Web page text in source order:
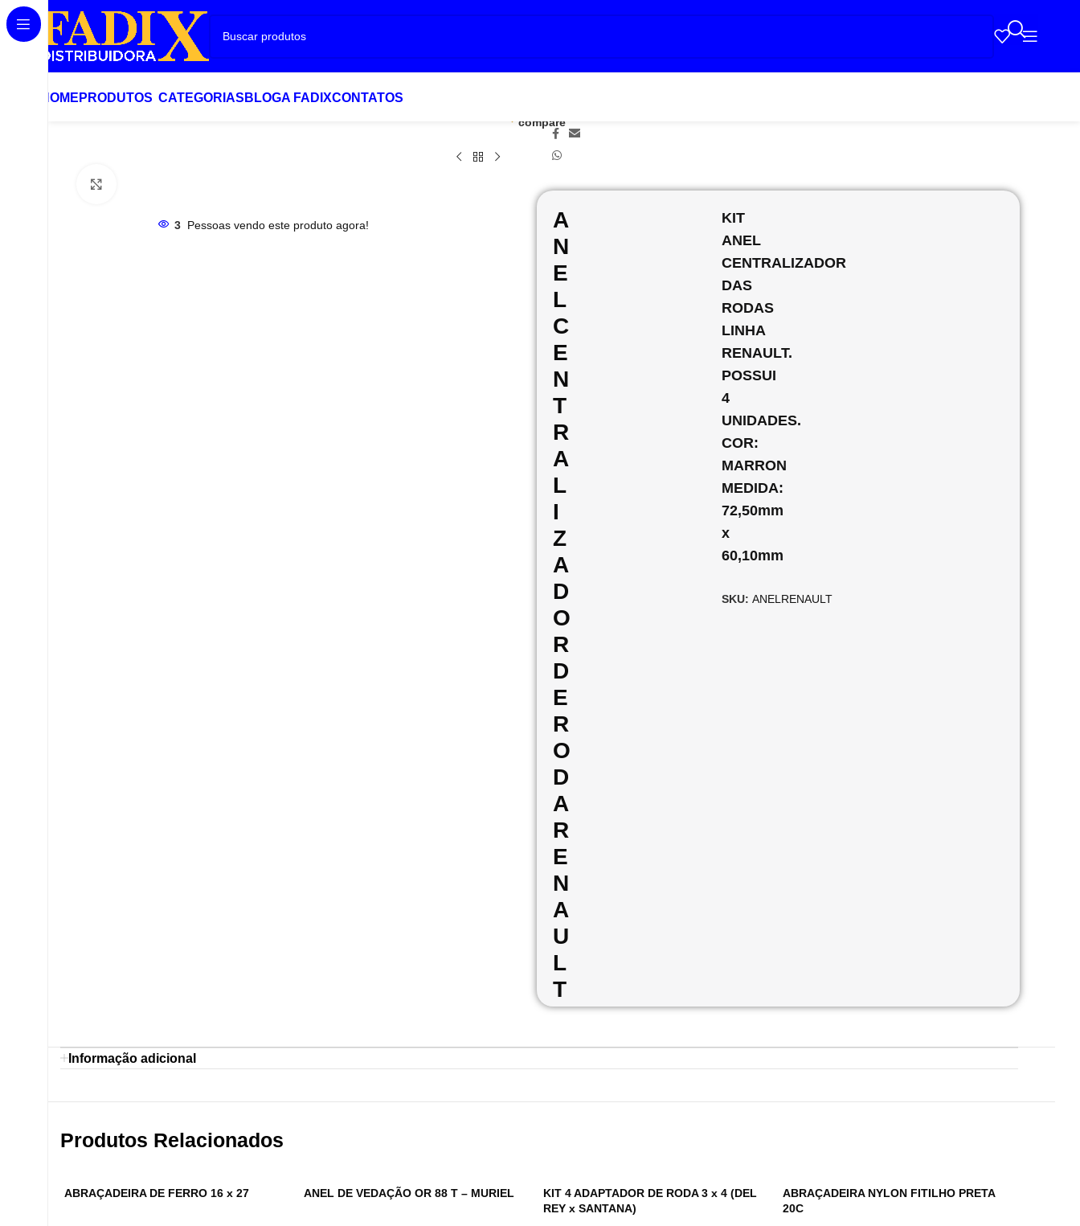
HOME PRODUTOS CATEGORIAS BLOGA FADIXCONTATOS
compare
3 Pessoas vendo este produto agora!
A
N
E
L
C
E
N
T
R
A
L
I
Z
A
D
O
R
D
E
R
O
D
A
R
E
N
A
U
L
T
KIT
ANEL
CENTRALIZADOR
DAS
RODAS
LINHA
RENAULT.
POSSUI
4
UNIDADES.
COR:
MARRON
MEDIDA:
72,50mm
x
60,10mm
SKU:ANELRENAULT
Informação adicional
Produtos Relacionados
ABRAÇADEIRA DE FERRO 16 x 27 ANEL DE VEDAÇÃO OR 88 T – MURIEL
KIT 4 ADAPTADOR DE RODA 3 x 4 (DEL
REY x SANTANA)
ABRAÇADEIRA NYLON FITILHO PRETA
20C